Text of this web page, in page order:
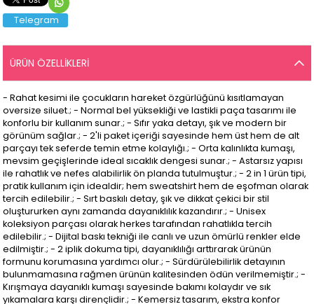
Telegram
ÜRÜN ÖZELLIKLERI
- Rahat kesimi ile çocukların hareket özgürlüğünü kısıtlamayan
oversize siluet.; - Normal bel yüksekliği ve lastikli paça tasarımı ile
konforlu bir kullanım sunar.; - Sıfır yaka detayı, şık ve modern bir
görünüm sağlar.; - 2'li paket içeriği sayesinde hem üst hem de alt
parçayı tek seferde temin etme kolaylığı.; - Orta kalınlıkta kumaşı,
mevsim geçişlerinde ideal sıcaklık dengesi sunar.; - Astarsız yapısı
ile rahatlık ve nefes alabilirlik ön planda tutulmuştur.; - 2 in 1 ürün tipi,
pratik kullanım için idealdir; hem sweatshirt hem de eşofman olarak
tercih edilebilir.; - Sırt baskılı detay, şık ve dikkat çekici bir stil
oluştururken aynı zamanda dayanıklılık kazandırır.; - Unisex
koleksiyon parçası olarak herkes tarafından rahatlıkla tercih
edilebilir.; - Dijital baskı tekniği ile canlı ve uzun ömürlü renkler elde
edilmiştir.; - 2 iplik dokuma tipi, dayanıklılığı arttırarak ürünün
formunu korumasına yardımcı olur.; - Sürdürülebilirlik detayının
bulunmamasına rağmen ürünün kalitesinden ödün verilmemiştir.; -
Kırışmaya dayanıklı kumaşı sayesinde bakımı kolaydır ve sık
yıkamalara karşı dirençlidir.; - Kemersiz tasarım, ekstra konfor